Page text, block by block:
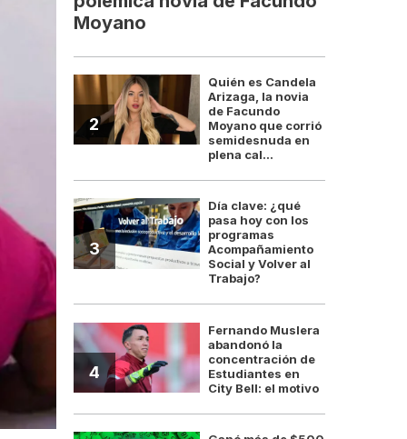
Moyano
2
Quién es Candela
Arizaga, la novia
de Facundo
Moyano que corrió
semidesnuda en
plena cal...
3
Día clave: ¿qué
pasa hoy con los
programas
Acompañamiento
Social y Volver al
Trabajo?
4
Fernando Muslera
abandonó la
concentración de
Estudiantes en
City Bell: el motivo